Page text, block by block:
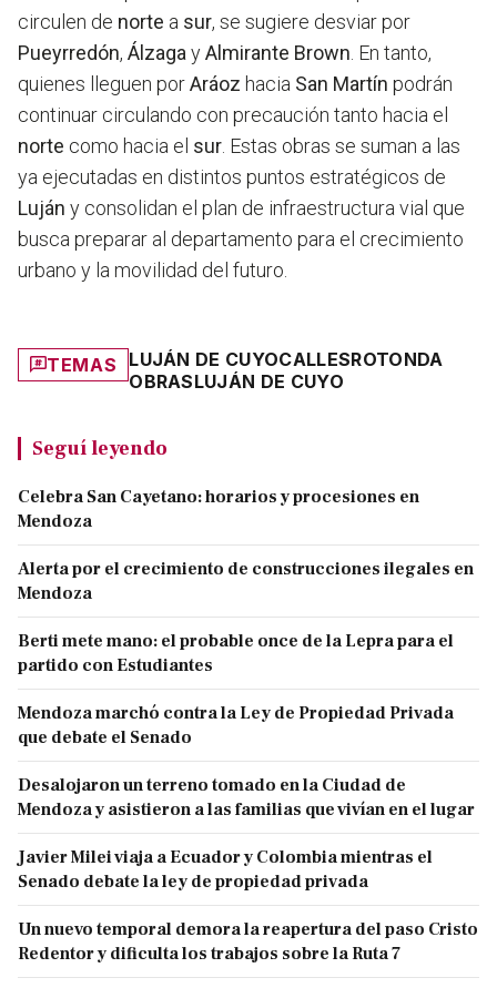
circulen de norte a sur, se sugiere desviar por
Pueyrredón, Álzaga yAlmirante Brown . En tanto,
quienes lleguen porAráoz hacia San Martín podrán
continuar circulando con precaución tanto hacia el
norte como hacia el sur . Estas obras se suman a las
ya ejecutadas en distintos puntos estratégicos de
Luján y consolidan el plan de infraestructura vial que
busca preparar al departamento para el crecimiento
urbano y la movilidad del futuro.
TEMAS LUJÁN DE CUYOCALLESROTONDA
OBRASLUJÁN DE CUYO
Seguí leyendo
Celebra San Cayetano: horarios y procesiones en
Mendoza
Alerta por el crecimiento de construcciones ilegales en
Mendoza
Berti mete mano: el probable once de la Lepra para el
partido con Estudiantes
Mendoza marchó contra la Ley de Propiedad Privada
que debate el Senado
Desalojaron un terreno tomado en la Ciudad de
Mendoza y asistieron a las familias que vivían en el lugar
Javier Milei viaja a Ecuador y Colombia mientras el
Senado debate la ley de propiedad privada
Un nuevo temporal demora la reapertura del paso Cristo
Redentor y dificulta los trabajos sobre la Ruta 7